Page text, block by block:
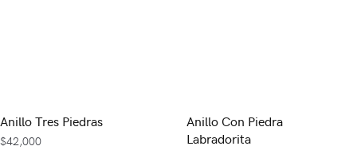
Anillo Tres Piedras
$42,000
Anillo Con Piedra
Labradorita